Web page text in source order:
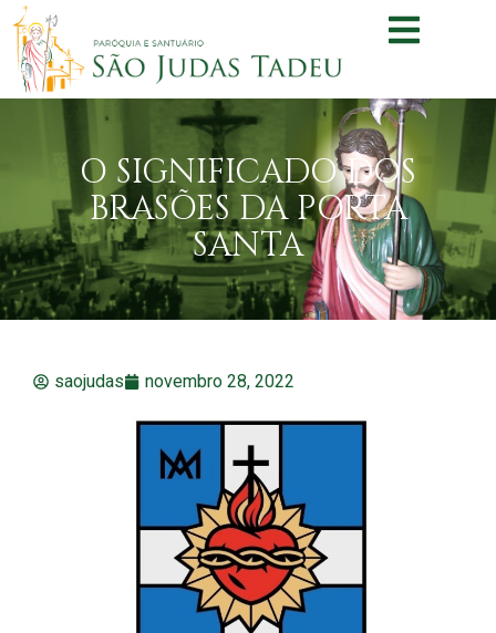
O SIGNIFICADO DOS
BRASÕES DA PORTA
SANTA
saojudas novembro 28, 2022